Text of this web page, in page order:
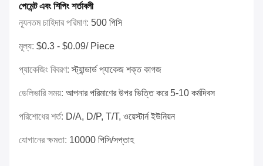
পেমেন্ট এবং শিপিং শর্তাবলী
ন্যূনতম চাহিদার পরিমাণ: 500 পিসি
মূল্য: $0.3 - $0.09/ Piece
প্যাকেজিং বিবরণ:স্ট্যান্ডার্ড প্যাকেজ শক্ত কাগজ
ডেলিভারি সময়: আপনার পরিমাণের উপর ভিত্তি করে 5-10 কর্মদিবস
পরিশোধের শর্ত: D/A, D/P, T/T, ওয়েস্টার্ন ইউনিয়ন
যোগানের ক্ষমতা: 10000 পিসি/সপ্তাহ